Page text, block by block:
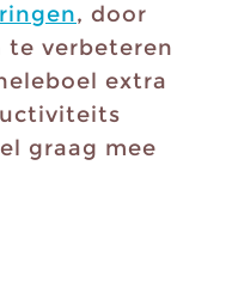
, door
verbeteren
extra
graag mee